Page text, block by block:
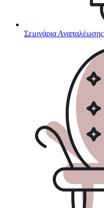
Σεμινάρια Αναπαλέωσης